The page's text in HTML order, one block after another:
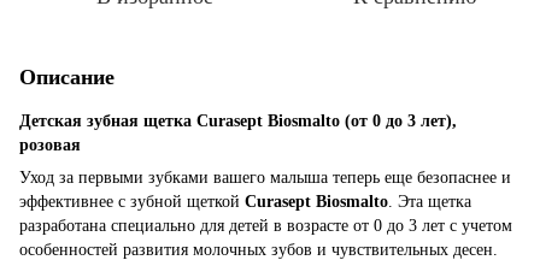
Описание
Детская зубная щетка Curasept Biosmalto (от 0 до 3 лет),
розовая
Уход за первыми зубками вашего малыша теперь еще безопаснее и
эффективнее с зубной щеткой Curasept Biosmalto . Эта щетка
разработана специально для детей в возрасте от 0 до 3 лет с учетом
особенностей развития молочных зубов и чувствительных десен.